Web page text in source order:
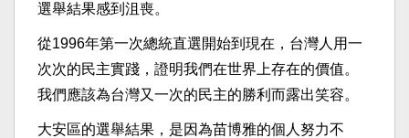
選舉結果感到沮喪。
從1996年第一次總統直選開始到現在，台灣人用一
次次的民主實踐，證明我們在世界上存在的價值。
我們應該為台灣又一次的民主的勝利而露出笑容。
大安區的選舉結果，是因為苗博雅的個人努力不